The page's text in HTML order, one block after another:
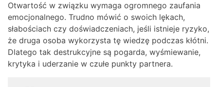
Otwartość w związku wymaga ogromnego zaufania
emocjonalnego. Trudno mówić o swoich lękach,
słabościach czy doświadczeniach, jeśli istnieje ryzyko,
że druga osoba wykorzysta tę wiedzę podczas kłótni.
Dlatego tak destrukcyjne są pogarda, wyśmiewanie,
krytyka i uderzanie w czułe punkty partnera.